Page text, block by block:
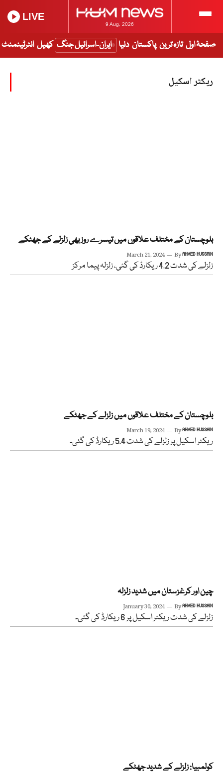
9 Aug, 2026
LIVE
صفحۂ اول تازہ ترین پاکستان دنیا ایران-اسرائیل جنگ کھیل انٹرٹینمنٹ
ریکٹر اسکیل
بلوچستان کے مختلف علاقوں میں تیسرے روز بھی زلزلے کے جھٹکے
March 21, 2024 ByAHMED HUSSAIN
زلزلے کی شدت 4.2 ریکارڈ کی گئی، زلزلہ پیما مرکز
بلوچستان کے مختلف علاقوں میں زلزلے کے جھٹکے
March 19, 2024 ByAHMED HUSSAIN
ریکٹر اسکیل پر زلزلے کی شدت 5.4 ریکارڈ کی گئی۔
چین اور کرغزستان میں شدید زلزلہ
January 30, 2024 ByAHMED HUSSAIN
زلزلے کی شدت ریکٹر اسکیل پر 6 ریکارڈ کی گئی۔
کولمبیا: زلزلے کے شدید جھٹکے